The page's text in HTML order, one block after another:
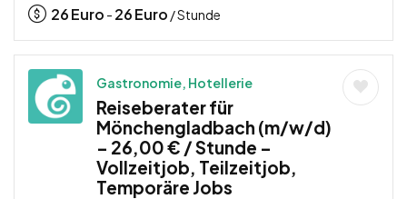
26Euro - 26Euro / Stunde
Gastronomie, Hotellerie
Reiseberater für
Mönchengladbach (m/w/d)
– 26,00 € / Stunde –
Vollzeitjob, Teilzeitjob,
Temporäre Jobs